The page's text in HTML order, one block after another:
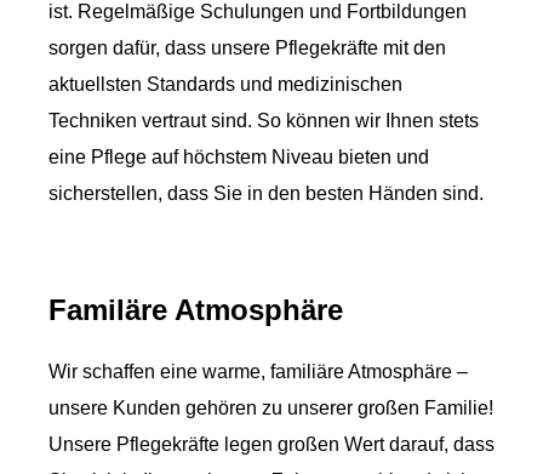
ist. Regelmäßige Schulungen und Fortbildungen
sorgen dafür, dass unsere Pflegekräfte mit den
aktuellsten Standards und medizinischen
Techniken vertraut sind. So können wir Ihnen stets
eine Pflege auf höchstem Niveau bieten und
sicherstellen, dass Sie in den besten Händen sind.
Familäre Atmosphäre
Wir schaffen eine warme, familiäre Atmosphäre –
unsere Kunden gehören zu unserer großen Familie!
Unsere Pflegekräfte legen großen Wert darauf, dass